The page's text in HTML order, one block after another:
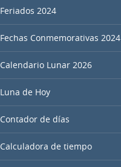
Feriados 2024
Fechas Conmemorativas 2024
Calendario Lunar 2026
Luna de Hoy
Contador de días
Calculadora de tiempo